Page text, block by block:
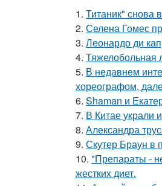
1. Титаник" снова
2. Селена Гомес
3. Леонардо ди
4. Тяжелобольная
5. В недавнем
хореографом,
6. Shaman и
7. В Китае украли
8. Александра
9. Скутер Браун в
10. "Препараты -
жестких диет.